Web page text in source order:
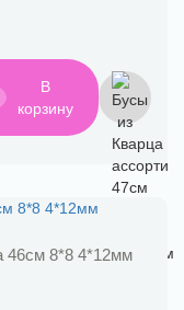
В
корзину
46см 8*8 4*12мм